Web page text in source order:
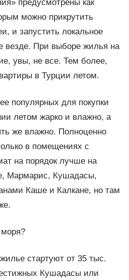
предусмотрены как
можно прикрутить
и запустить локальное
везде. При выборе жилья на
увы, не все. Тем более,
в Турции летом.
популярных для покупки
летом жарко и влажно, а
же влажно. Полноценно
в помещениях с
на порядок лучше на
Мармарис, Кушадасы,
Каше и Калкане, но там
моря?
стартуют от 35 тыс.
Кушадасы или